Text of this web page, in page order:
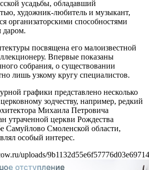
усадьбы, обладавший
художник-любитель и музыкант,
организаторскими способностями
даром.
посвящена его малоизвестной
Впервые показаны
собрания, о существовании
лишь узкому кругу специалистов.
графики представлено несколько
зодчеству, например, редкий
Михаила Петровича
утраченной церкви Рождества
Самуйлово Смоленской области,
особый интерес.
uploads/